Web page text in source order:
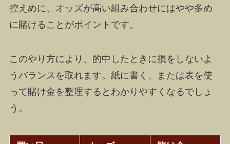
控えめに、オッズが高い組み合わせにはやや多め
に賭けることがポイントです。
このやり方により、的中したときに損をしないよ
うバランスを取れます。紙に書く、または表を使
って賭け金を整理するとわかりやすくなるでしょ
う。